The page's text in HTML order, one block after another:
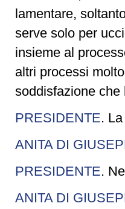
lamentare,
serve solo per
insieme al
altri processi
soddisfazione che
PRESIDENTE.
ANITA DI
PRESIDENTE.
ANITA DI